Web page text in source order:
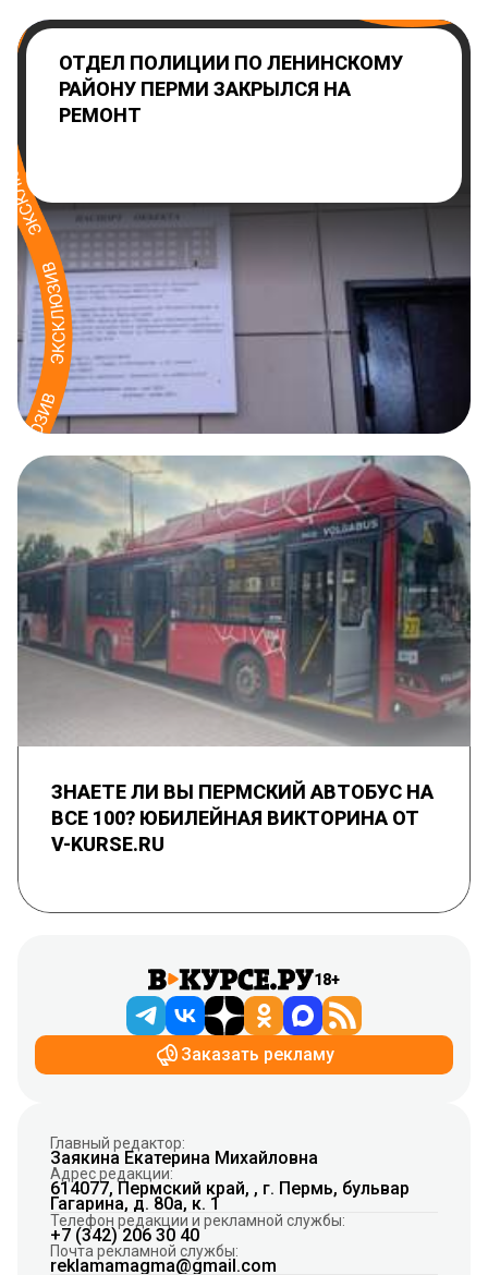
ОТДЕЛ ПОЛИЦИИ ПО ЛЕНИНСКОМУ
РАЙОНУ ПЕРМИ ЗАКРЫЛСЯ НА
РЕМОНТ
ЗНАЕТЕ ЛИ ВЫ ПЕРМСКИЙ АВТОБУС НА
ВСЕ 100? ЮБИЛЕЙНАЯ ВИКТОРИНА ОТ
V-KURSE.RU
18+
Заказать рекламу
Главный редактор:
Заякина Екатерина Михайловна
Адрес редакции:
614077, Пермский край, , г. Пермь, бульвар
Гагарина, д. 80а, к. 1
Телефон редакции и рекламной службы:
+7 (342) 206 30 40
Почта рекламной службы:
reklamamagma@gmail.com